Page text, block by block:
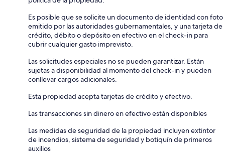
Es posible que se solicite un documento de identidad con foto
emitido por las autoridades gubernamentales, y una tarjeta de
crédito, débito o depósito en efectivo en el check-in para
cubrir cualquier gasto imprevisto.
Las solicitudes especiales no se pueden garantizar. Están
sujetas a disponibilidad al momento del check-in y pueden
conllevar cargos adicionales.
Esta propiedad acepta tarjetas de crédito y efectivo.
Las transacciones sin dinero en efectivo están disponibles
Las medidas de seguridad de la propiedad incluyen extintor
de incendios, sistema de seguridad y botiquín de primeros
auxilios